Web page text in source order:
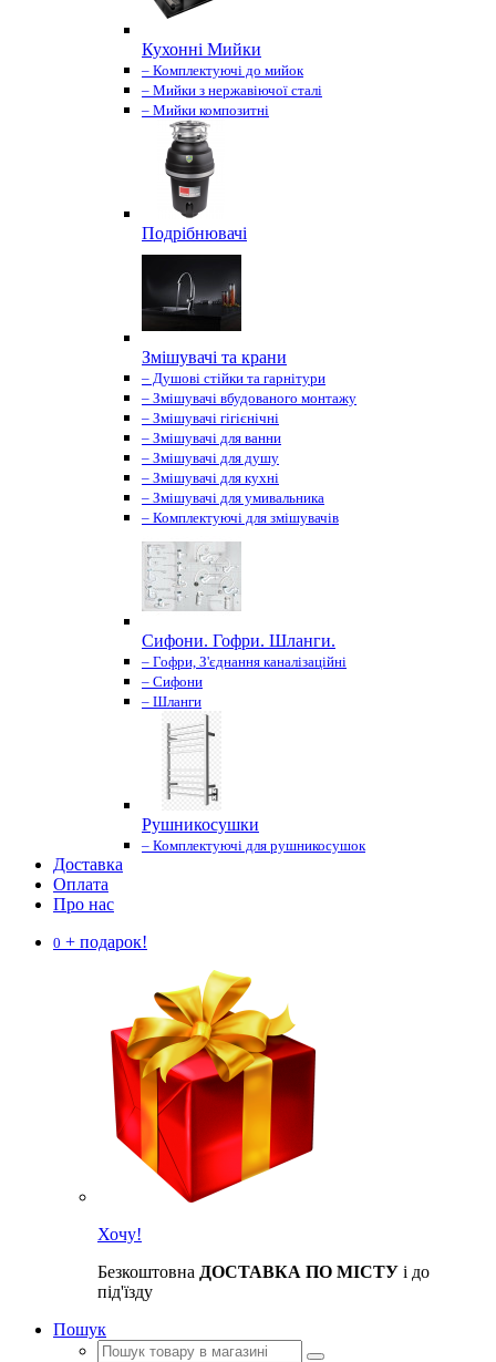
Кухонні Мийки
– Комплектуючі до мийок
– Мийки з нержавіючої сталі
– Мийки композитні
Подрібнювачі
Змішувачі та крани
– Душові стійки та гарнітури
– Змішувачі вбудованого монтажу
– Змішувачі гігієнічні
– Змішувачі для ванни
– Змішувачі для душу
– Змішувачі для кухні
– Змішувачі для умивальника
– Комплектуючі для змішувачів
Сифони. Гофри. Шланги.
– Гофри, З'єднання каналізаційні
– Сифони
– Шланги
Рушникосушки
– Комплектуючі для рушникосушок
Доставка
Оплата
Про нас
0 + подарок!
Хочу!
Безкоштовна ДОСТАВКА ПО МІСТУ і до
під'їзду
Пошук